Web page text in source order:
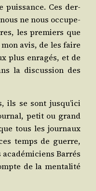
puis­sance. Ces der­
ne nous occu­pe­
les pre­miers que
avis, de les faire
plus enra­gés, et de
la dis­cus­sion des
ils se sont jusqu’ici
petit ou grand
tous les jour­naux
temps de guerre,
Bar­rés
de la men­ta­li­té